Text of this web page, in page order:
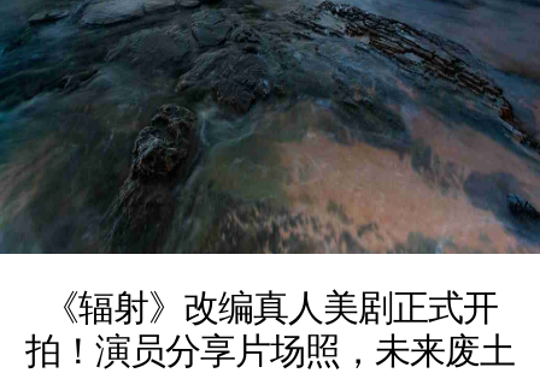
《辐射》改编真人美剧正式开
拍！演员分享片场照，未来废土